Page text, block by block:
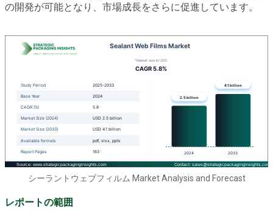
の開発が可能となり、市場成長をさらに促進しています。
シーラントウェブフィルム Market Analysis and Forecast
レポートの範囲